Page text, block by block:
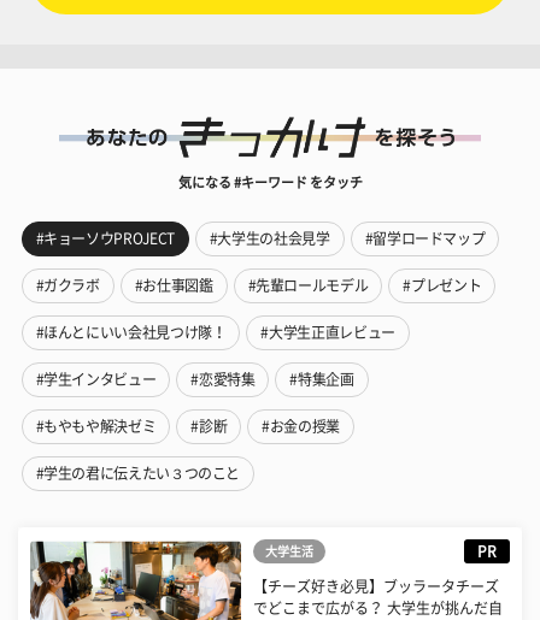
気になる #キーワード をタッチ
#キョーソウPROJECT #大学生の社会見学 #留学ロードマップ
#ガクラボ #お仕事図鑑 #先輩ロールモデル #プレゼント
#ほんとにいい会社見つけ隊！ #大学生正直レビュー
#学生インタビュー #恋愛特集 #特集企画
#もやもや解決ゼミ #診断 #お金の授業
#学生の君に伝えたい３つのこと
大学生活 PR
【チーズ好き必見】ブッラータチーズ
でどこまで広がる？ 大学生が挑んだ自